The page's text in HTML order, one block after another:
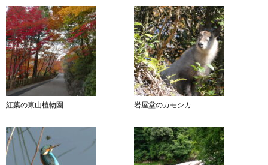
紅葉の東山植物園 岩屋堂のカモシカ